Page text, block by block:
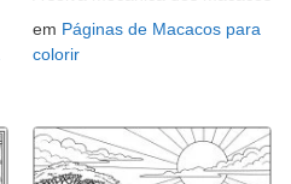
em Páginas de Macacos para
colorir